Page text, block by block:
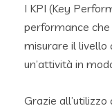
I KPI (Key
performance
misurare il livello
un’attività in
Grazie all’utilizzo